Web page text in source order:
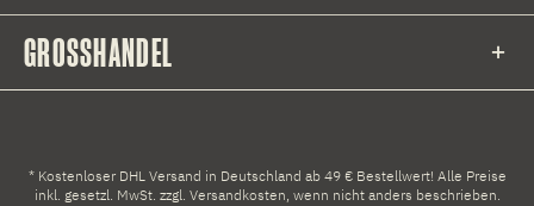
GROSSHANDEL
* Kostenloser DHL Versand in Deutschland ab 49 € Bestellwert! Alle Preise
inkl. gesetzl. MwSt. zzgl. Versandkosten, wenn nicht anders beschrieben.